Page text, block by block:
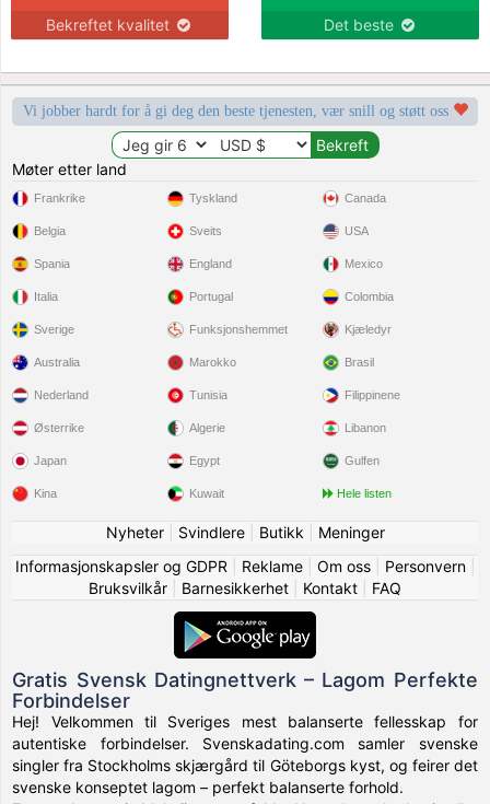
Bekreftet kvalitet Det beste
Vi jobber hardt for å gi deg den beste tjenesten, vær snill og støtt oss
Møter etter land
Frankrike
Belgia
Spania
Italia
Sverige
Tyskland
Sveits
England
Portugal
Funksjonshemmet
Canada
USA
Mexico
Colombia
Kjæledyr
Australia
Nederland
Østerrike
Japan
Kina
Marokko
Tunisia
Algerie
Egypt
Kuwait
Brasil
Filippinene
Libanon
Gulfen
Hele listen
Nyheter| Svindlere| Butikk
Meninger
Informasjonskapsler og GDPR
Reklame| Om oss| Personvern|
Bruksvilkår
Barnesikkerhet Kontakt FAQ
Gratis Svensk Datingnettverk – Lagom Perfekte
Forbindelser
Hej! Velkommen til Sveriges mest balanserte fellesskap for
autentiske forbindelser. Svenskadating.com samler svenske
singler fra Stockholms skjærgård til Göteborgs kyst, og feirer det
svenske konseptet lagom – perfekt balanserte forhold.